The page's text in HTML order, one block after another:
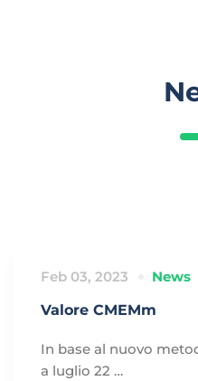
Feb 03, 2023
News
Valore CMEMm
In base al nuovo
a luglio 22 …